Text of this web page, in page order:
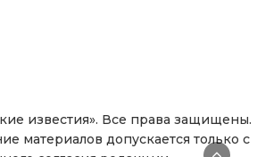
известия». Все права защищены.
материалов допускается только с